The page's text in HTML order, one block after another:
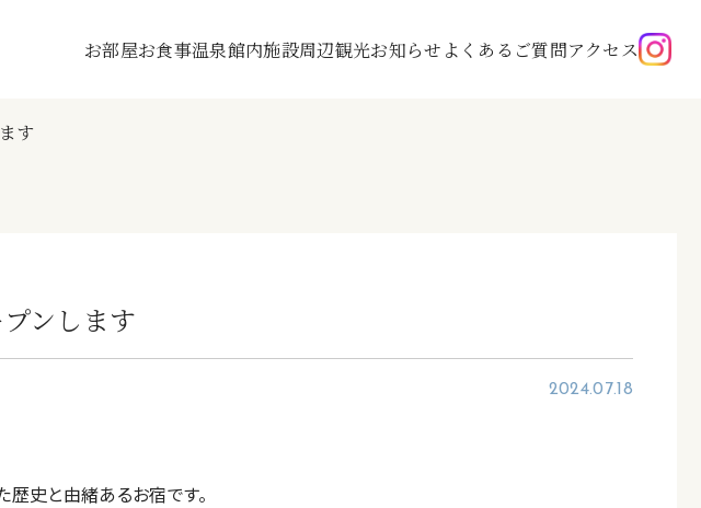
お部屋お食事温泉館内施設周辺観光お知らせ よくあるご質問アクセス
す
ンします
2024.07.18
史と由緒あるお宿です。